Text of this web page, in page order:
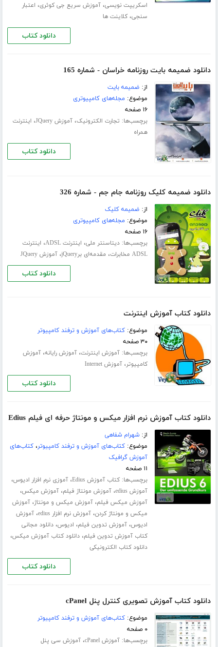
اسکریپت نویسی،آموزش سریع جی کوئری، اعتبار
سنجی،کلاینت ها
دانلود کتاب
دانلود ضمیمه بایت روزنامه خراسان - شماره 165
از: ضمیمه بایت
موضوع: مجله‌های کامپیوتری
۱۶ صفحه
برچسب‌ها: تجارت الکترونیک،آموزش JQuery ، اینترنت
همراه
دانلود کتاب
دانلود ضمیمه کلیک روزنامه جام جم - شماره 326
از: ضمیمه کلیک
موضوع: مجله‌های کامپیوتری
۱۶ صفحه
برچسب‌ها:دیتاسنتر ملی، اینترنت ADSL ، اینترنت
ADSL مخابرات
، مقدمه‌ای برjQuery ،آموزش JQuery
دانلود کتاب
دانلود کتاب آموزش اینترنت
موضوع:کتاب‌های آموزش و ترفند کامپیوتر
۳۰ صفحه
برچسب‌ها:آموزش اینترنت،آموزش رایانه،آموزش
کامپیوتر،آموزش Internet
دانلود کتاب
دانلود کتاب آموزش نرم افزار میکس و مونتاژ حرفه ای فیلم Edius
از:شهرام شفاهی
موضوع:کتاب‌های آموزش و ترفند کامپیوتر،کتاب‌های
آموزش گرافیک
۱۱ صفحه
برچسب‌ها:کتاب آموزش Edius ،آموزی نرم افزار ادیوس،
آموزش edius ،آموزش مونتاژ فیلم،آموزش میکس،
آموزش میکس فیلم،آموزش میکس و مونتاژ،آموزش
میکس و مونتاژ کردن،آموزش نرم افزار edius ،آموزش
ادیوس،آموزش تدوین فیلم، ادیوس،دانلود مجانی
کتاب آموزش تدوین فیلم،دانلود کتاب آموزش میکس،
دانلود کتاب الکترونیکی
دانلود کتاب
دانلود کتاب آموزش تصویری کنترل پنل cPanel
موضوع:کتاب‌های آموزش و ترفند کامپیوتر
۰ صفحه
برچسب‌ها:آموزش cPanel ،آموزش سی پنل